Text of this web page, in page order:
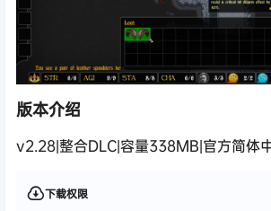
版本介绍
v2.28|整合DLC|容量338MB|官方简体
下载权限